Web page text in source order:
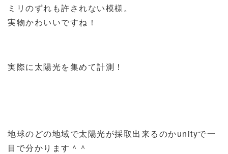
ミリのずれも許されない模様。
実物かわいいですね！
実際に太陽光を集めて計測！
地球のどの地域で太陽光が採取出来るのかunityで一
目で分かります＾＾